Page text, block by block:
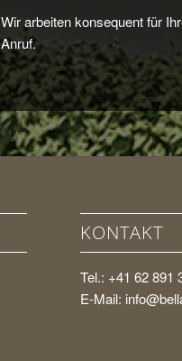
Wir arbeiten konsequent für
Anruf.
KONTAKT
Tel.: +41 62 891
E-Mail: